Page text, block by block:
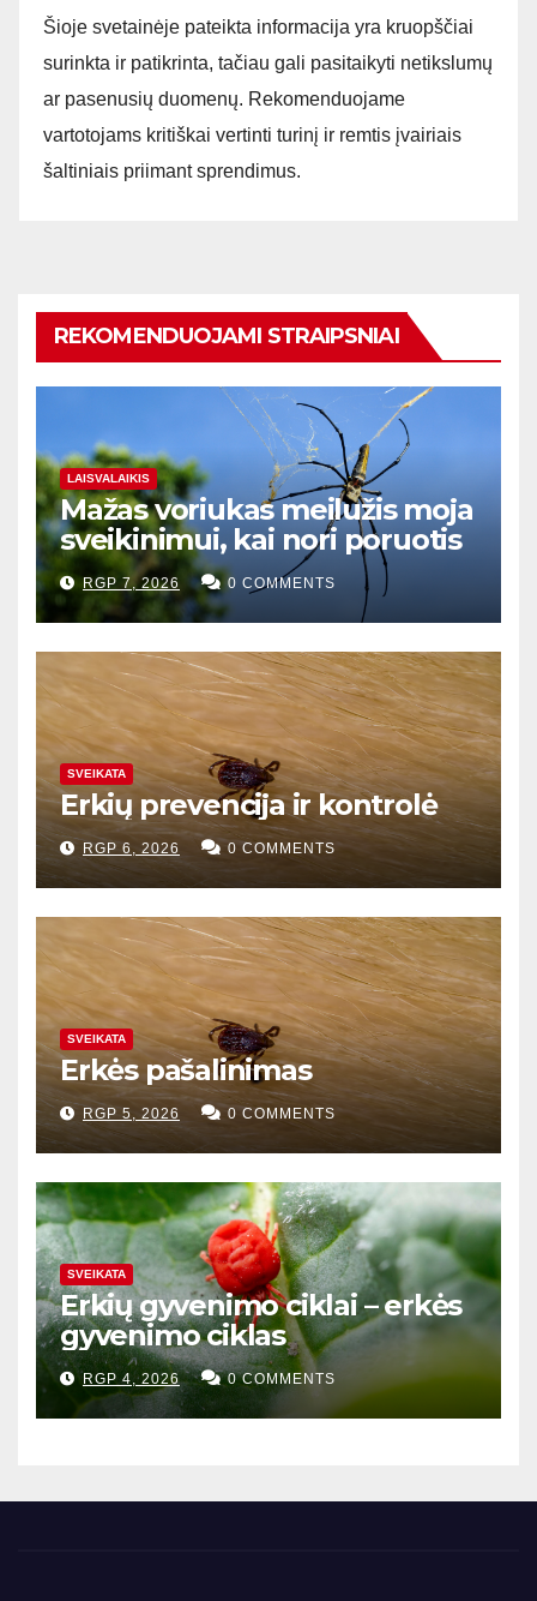
Šioje svetainėje pateikta informacija yra kruopščiai
surinkta ir patikrinta, tačiau gali pasitaikyti netikslumų
ar pasenusių duomenų. Rekomenduojame
vartotojams kritiškai vertinti turinį ir remtis įvairiais
šaltiniais priimant sprendimus.
REKOMENDUOJAMI STRAIPSNIAI
LAISVALAIKIS
Mažas voriukas meilužis moja
sveikinimui, kai nori poruotis
RGP 7, 2026 0 COMMENTS
SVEIKATA
Erkių prevencija ir kontrolė
RGP 6, 2026 0 COMMENTS
SVEIKATA
Erkės pašalinimas
RGP 5, 2026 0 COMMENTS
SVEIKATA
Erkių gyvenimo ciklai – erkės
gyvenimo ciklas
RGP 4, 2026 0 COMMENTS